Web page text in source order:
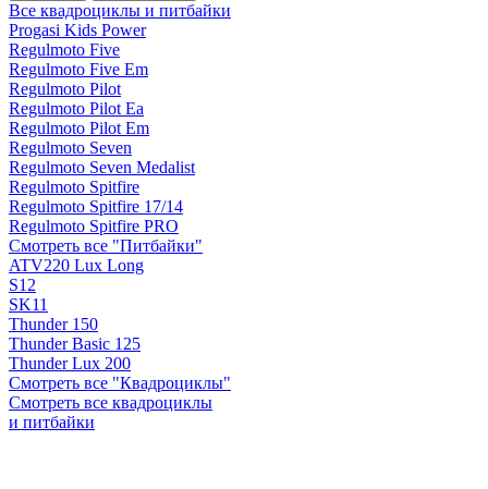
Все квадроциклы и питбайки
Progasi Kids Power
Regulmoto Five
Regulmoto Five Em
Regulmoto Pilot
Regulmoto Pilot Ea
Regulmoto Pilot Em
Regulmoto Seven
Regulmoto Seven Medalist
Regulmoto Spitfire
Regulmoto Spitfire 17/14
Regulmoto Spitfire PRO
Смотреть все "Питбайки"
ATV220 Lux Long
S12
SK11
Thunder 150
Thunder Basic 125
Thunder Lux 200
Смотреть все "Квадроциклы"
Смотреть все квадроциклы
и питбайки